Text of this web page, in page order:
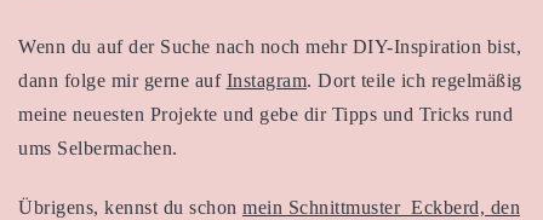
Wenn du auf der Suche nach noch mehr DIY-Inspiration bist,
dann folge mir gerne auf Instagram. Dort teile ich regelmäßig
meine neuesten Projekte und gebe dir Tipps und Tricks rund
ums Selbermachen.
Übrigens, kennst du schon mein Schnittmuster Eckberd, den